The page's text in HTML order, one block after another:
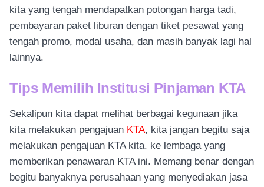
kita yang tengah mendapatkan potongan harga tadi,
pembayaran paket liburan dengan tiket pesawat yang
tengah promo, modal usaha, dan masih banyak lagi hal
lainnya.
Tips Memilih Institusi Pinjaman KTA
Sekalipun kita dapat melihat berbagai kegunaan jika
kita melakukan pengajuan KTA, kita jangan begitu saja
melakukan pengajuan KTA kita. ke lembaga yang
memberikan penawaran KTA ini. Memang benar dengan
begitu banyaknya perusahaan yang menyediakan jasa